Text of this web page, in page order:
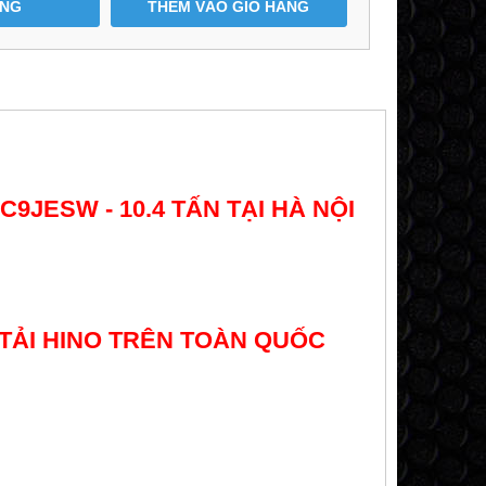
THÊM VÀO GIỎ HÀNG
- 10.4 TẤN TẠI HÀ NỘI
HINO TRÊN TOÀN QUỐC